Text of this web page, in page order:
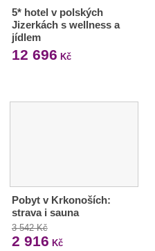
5* hotel v polských
Jizerkách s wellness a
jídlem
12 696 Kč
Pobyt v Krkonoších:
strava i sauna
3 542 Kč
2 916 Kč